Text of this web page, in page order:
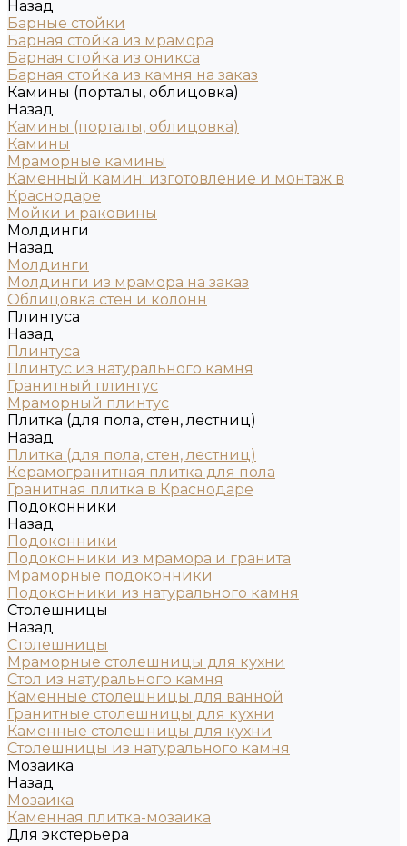
Назад
Барные стойки
Барная стойка из мрамора
Барная стойка из оникса
Барная стойка из камня на заказ
Камины (порталы, облицовка)
Назад
Камины (порталы, облицовка)
Камины
Мраморные камины
Каменный камин: изготовление и монтаж в
Краснодаре
Мойки и раковины
Молдинги
Назад
Молдинги
Молдинги из мрамора на заказ
Облицовка стен и колонн
Плинтуса
Назад
Плинтуса
Плинтус из натурального камня
Гранитный плинтус
Мраморный плинтус
Плитка (для пола, стен, лестниц)
Назад
Плитка (для пола, стен, лестниц)
Керамогранитная плитка для пола
Гранитная плитка в Краснодаре
Подоконники
Назад
Подоконники
Подоконники из мрамора и гранита
Мраморные подоконники
Подоконники из натурального камня
Столешницы
Назад
Столешницы
Мраморные столешницы для кухни
Стол из натурального камня
Каменные столешницы для ванной
Гранитные столешницы для кухни
Каменные столешницы для кухни
Столешницы из натурального камня
Мозаика
Назад
Мозаика
Каменная плитка-мозаика
Для экстерьера